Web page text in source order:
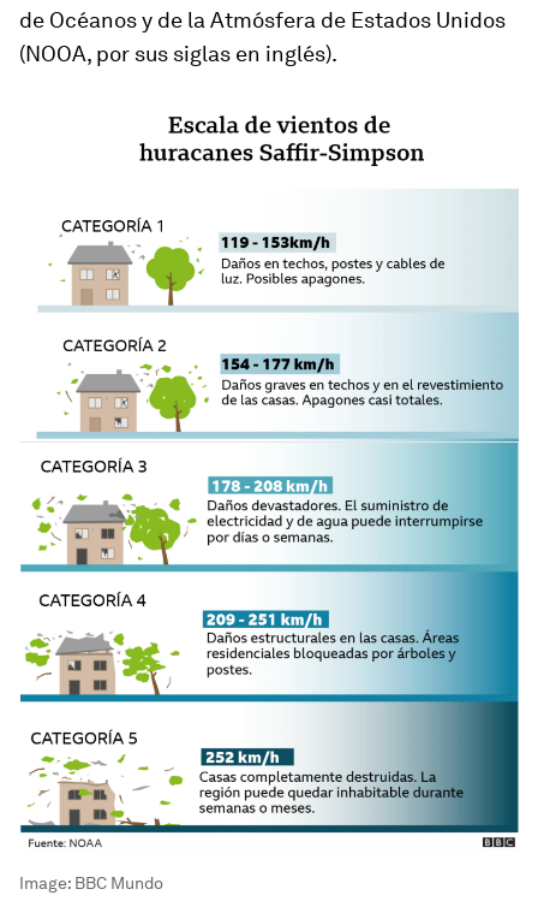
de Océanos y de la Atmósfera de Estados Unidos
(NOOA, por sus siglas en inglés).
Image: BBC Mundo